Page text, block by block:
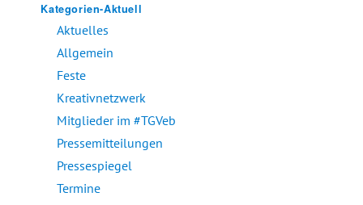
Kategorien-Aktuell
Aktuelles
Allgemein
Feste
Kreativnetzwerk
Mitglieder im #TGVeb
Pressemitteilungen
Pressespiegel
Termine